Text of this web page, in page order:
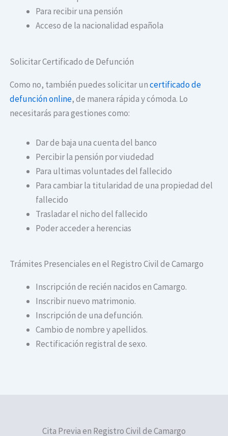
Para recibir una pensión
Acceso de la nacionalidad española
Solicitar Certificado de Defunción
Como no, también puedes solicitar uncertificado de
defunción online, de manera rápida y cómoda. Lo
necesitarás para gestiones como:
Dar de baja una cuenta del banco
Percibir la pensión por viudedad
Para ultimas voluntades del fallecido
Para cambiar la titularidad de una propiedad del
fallecido
Trasladar el nicho del fallecido
Poder acceder a herencias
Trámites Presenciales en el Registro Civil de Camargo
Inscripción de recién nacidos en Camargo.
Inscribir nuevo matrimonio.
Inscripción de una defunción.
Cambio de nombre y apellidos.
Rectificación registral de sexo.
Cita Previa en Registro Civil de Camargo